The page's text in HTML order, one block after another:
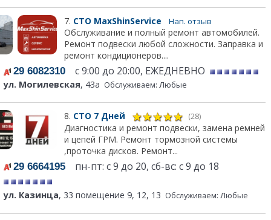
7. СТО MaxShinService Нап. отзыв
Обслуживание и полный ремонт автомобилей.
Ремонт подвески любой сложности. Заправка и
ремонт кондиционеров....
29 6082310 с 9:00 до 20:00, ЕЖЕДНЕВНО
ул. Могилевская, 43а Обслуживаем: Любые
8. СТО 7 Дней (28)
Диагностика и ремонт подвески, замена ремней
и цепей ГРМ. Ремонт тормозной системы
,проточка дисков. Ремонт...
29 6664195 пн-пт: с 9 до 20, сб-вс: с 9 до 18
ул. Казинца, 33 помещение 9, 12, 13 Обслуживаем: Любые